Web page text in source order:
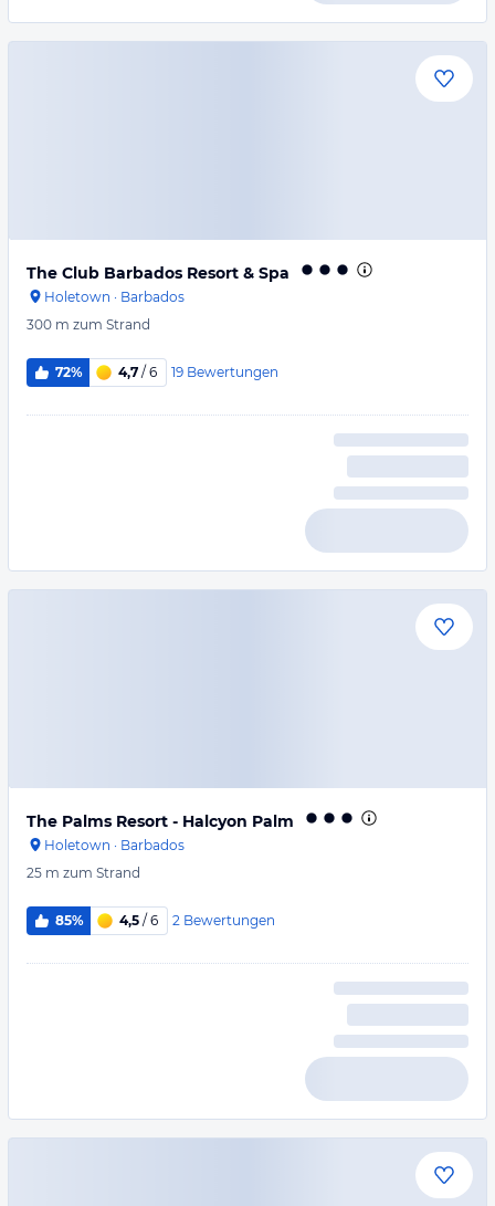
The Club Barbados Resort & Spa
Holetown · Barbados
300 m zum Strand
72% 4,7 / 6 19 Bewertungen
The Palms Resort - Halcyon Palm
Holetown · Barbados
25 m zum Strand
85% 4,5 / 6 2 Bewertungen